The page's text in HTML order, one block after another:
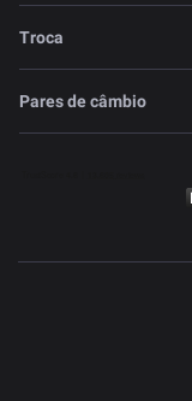
Troca
Pares de câmbio